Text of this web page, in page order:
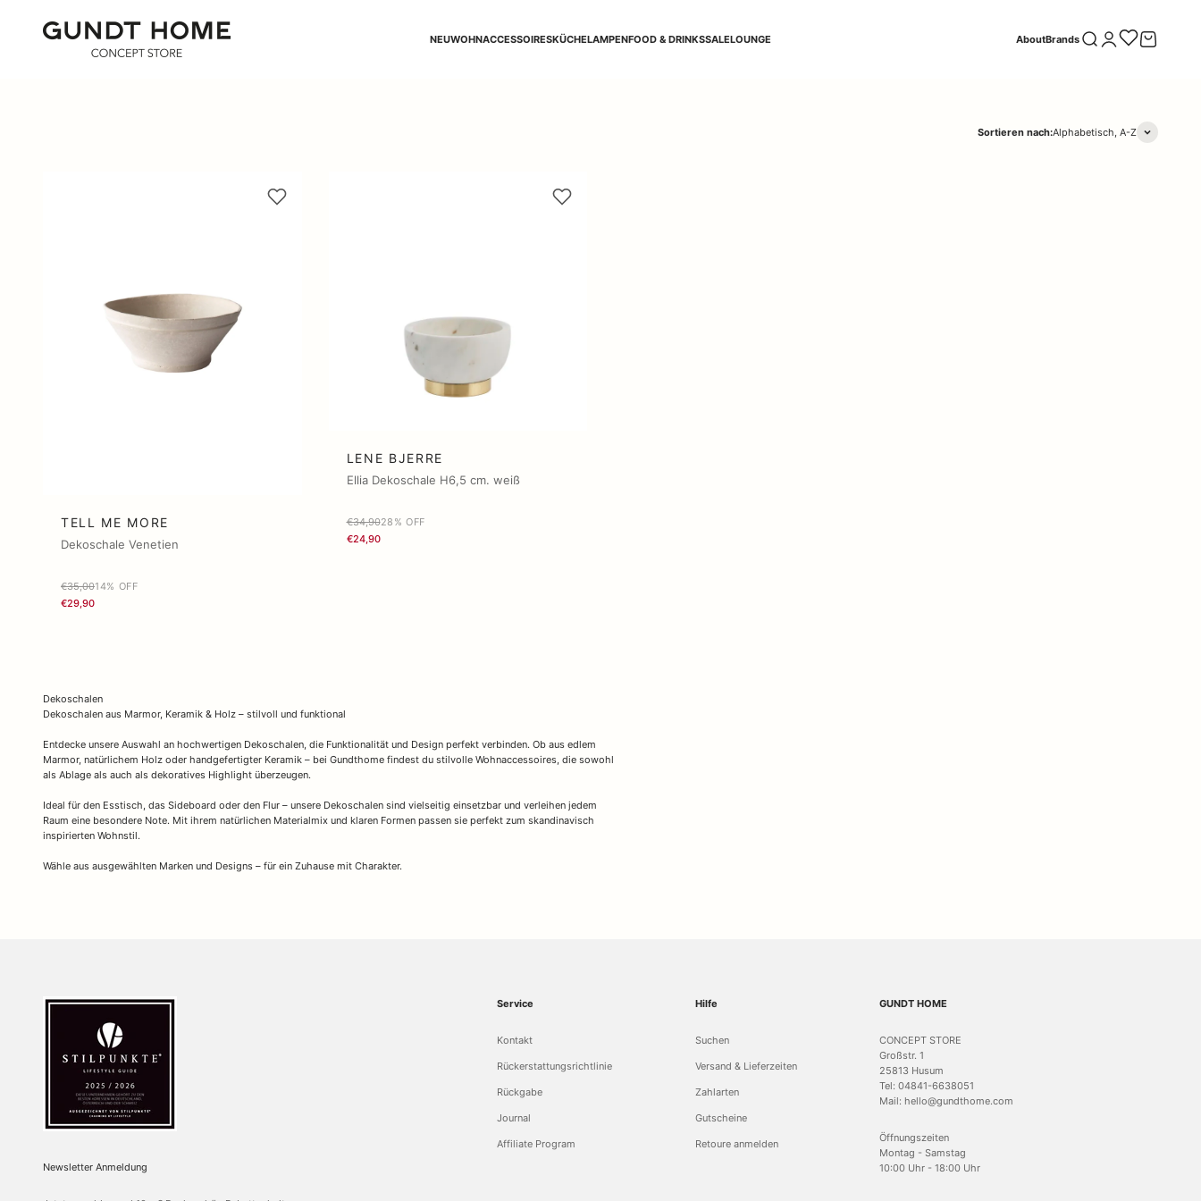
NEUWOHNACCESSOIRESKÜCHELAMPENFOOD & DRINKSSALELOUNGE
GUNDT HOME
AboutBrandsSuche öffnen
Kundenkontoseite
Warenkorb
Sortieren nach:Alphabetisch, A-Z
TELL ME MORE
Dekoschale Venetien
€35,0014% OFF
€29,90
LENE BJERRE
Ellia Dekoschale H6,5 cm. weiß
€34,9028% OFF
€24,90
Dekoschalen
Dekoschalen aus Marmor, Keramik & Holz – stilvoll und funktional
Entdecke unsere Auswahl an hochwertigen Dekoschalen, die Funktionalität und Design perfekt verbinden. Ob aus edlem
Marmor, natürlichem Holz oder handgefertigter Keramik – bei Gundthome findest du stilvolle Wohnaccessoires, die sowohl
als Ablage als auch als dekoratives Highlight überzeugen.
Ideal für den Esstisch, das Sideboard oder den Flur – unsere Dekoschalen sind vielseitig einsetzbar und verleihen jedem
Raum eine besondere Note. Mit ihrem natürlichen Materialmix und klaren Formen passen sie perfekt zum skandinavisch
inspirierten Wohnstil.
Wähle aus ausgewählten Marken und Designs – für ein Zuhause mit Charakter.
Newsletter Anmeldung
Service
Kontakt
Rückerstattungsrichtlinie
Rückgabe
Journal
Affiliate Program
Hilfe
Suchen
Versand & Lieferzeiten
Zahlarten
Gutscheine
Retoure anmelden
GUNDT HOME
CONCEPT STORE
Großstr. 1
25813 Husum
Tel: 04841-6638051
Mail: hello@gundthome.com
Öffnungszeiten
Montag - Samstag
10:00 Uhr - 18:00 Uhr